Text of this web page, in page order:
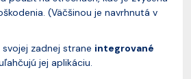
(Väčšinou je navrhnutá v
svojej zadnej strane integrované
jej aplikáciu.